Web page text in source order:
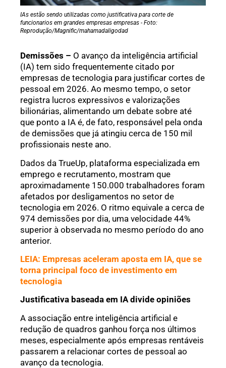
IAs estão sendo utilizadas como justificativa para corte de
funcionarios em grandes empresas empresas - Foto:
Reprodução/Magnific/mahamadaligodad
Demissões – O avanço da inteligência artificial
(IA) tem sido frequentemente citado por
empresas de tecnologia para justificar cortes de
pessoal em 2026. Ao mesmo tempo, o setor
registra lucros expressivos e valorizações
bilionárias, alimentando um debate sobre até
que ponto a IA é, de fato, responsável pela onda
de demissões que já atingiu cerca de 150 mil
profissionais neste ano.
Dados da TrueUp, plataforma especializada em
emprego e recrutamento, mostram que
aproximadamente 150.000 trabalhadores foram
afetados por desligamentos no setor de
tecnologia em 2026. O ritmo equivale a cerca de
974 demissões por dia, uma velocidade 44%
superior à observada no mesmo período do ano
anterior.
LEIA: Empresas aceleram aposta em IA, que se
torna principal foco de investimento em
tecnologia
Justificativa baseada em IA divide opiniões
A associação entre inteligência artificial e
redução de quadros ganhou força nos últimos
meses, especialmente após empresas rentáveis
passarem a relacionar cortes de pessoal ao
avanço da tecnologia.